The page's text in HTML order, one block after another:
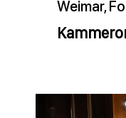
Weimar,